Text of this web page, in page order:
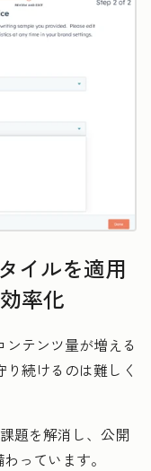
イルを適用
率化
テンツ量が増える
続けるのは難しく
題を解消し、公開
っています。